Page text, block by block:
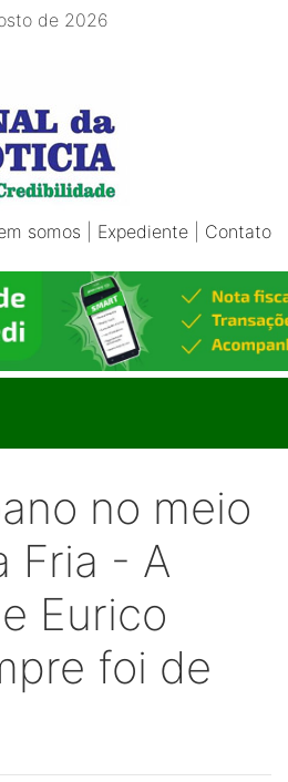
de 2026
somos Expediente Contato
no meio
Fria - A
Eurico
foi de